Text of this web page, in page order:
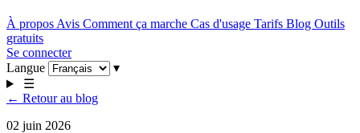
À propos Avis Comment ça marche Cas d'usage Tarifs Blog Outils
gratuits
Se connecter
Langue
▾
☰
← Retour au blog
02 juin 2026